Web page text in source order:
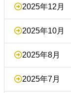
2025年12月
2025年10月
2025年8月
2025年7月